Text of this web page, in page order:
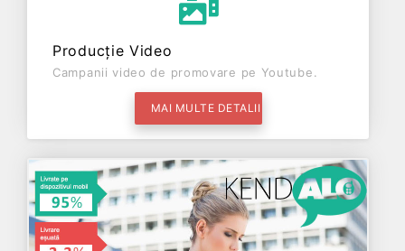
Producție Video
Campanii video de promovare pe Youtube.
MAI MULTE DETALII